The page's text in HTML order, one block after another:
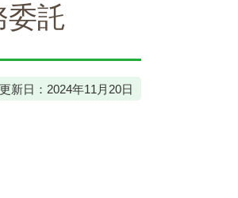
委託
更新日：2024年11月20日